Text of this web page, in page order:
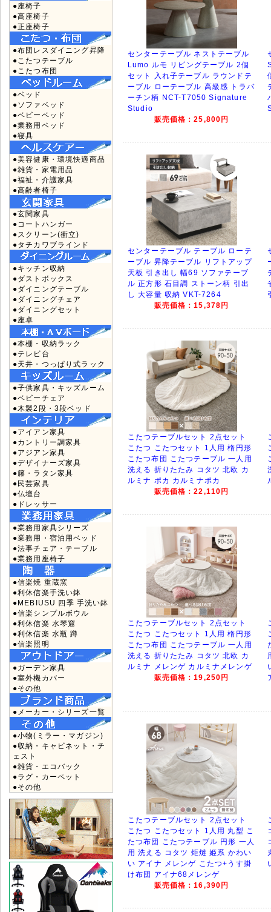
●座椅子
●高座椅子
●正座椅子
●布団レスダイニング昇降
●こたつテーブル
●こたつ布団
●ベッド
●ソファベッド
●ベビーベッド
●業務用ベッド
●寝具
●美容健康・環境快適商品
●雑貨・家電用品
●福祉・介護家具
●高齢者椅子
●玄関家具
●コートハンガー
●スクリーン(衝立)
●タチカワブラインド
●キッチン収納
●ダストボックス
●ダイニングテーブル
●ダイニングチェア
●ダイニングセット
●座卓
●本棚・収納ラック
●テレビ台
●天井・つっぱり式ラック
●子供家具・キッズルーム
●ベビーチェア
●木製2段・3段ベッド
●アイアン家具
●カントリー調家具
●アジアン家具
●デザイナーズ家具
●籐・ラタン家具
●民芸家具
●仏壇台
●ドレッサー
●業務用家具シリーズ
●業務用・宿泊用ベッド
●法事チェア・テーブル
●業務用座椅子
●信楽焼 重蔵窯
●利休信楽手洗い鉢
●MEBIUSU 四季 手洗い鉢
●信楽シンプルボウル
●利休信楽 水琴窟
●利休信楽 水瓶 蹲
●信楽照明
●ガーデン家具
●室外機カバー
●その他
●メーカー・シリーズ一覧
●小物(ミラー・マガジン)
●収納・キャビネット・チ
ェスト
●雑貨・エコバック
●ラグ・カーペット
●その他
センターテーブル ネストテーブル
Lumo ルモ リビングテーブル 2個
セット 入れ子テーブル ラウンドテ
ーブル ローテーブル 高級感 トラバ
ーチン柄 NCT-T7050 Signature
Studio
販売価格：25,800円
センターテーブル テーブル ローテ
ーブル 昇降テーブル リフトアップ
天板 引き出し 幅69 ソファテーブ
ル 正方形 石目調 ストーン柄 引出
し 大容量 収納 VKT-7264
販売価格：15,378円
こたつテーブルセット 2点セット
こたつ こたつセット 1人用 楕円形
こたつ布団 こたつテーブル 一人用
洗える 折りたたみ コタツ 北欧 カ
ルミナ ポカ カルミナポカ
販売価格：22,110円
こたつテーブルセット 2点セット
こたつ こたつセット 1人用 楕円形
こたつ布団 こたつテーブル 一人用
洗える 折りたたみ コタツ 北欧 カ
ルミナ メレンゲ カルミナメレンゲ
販売価格：19,250円
こたつテーブルセット 2点セット
こたつ こたつセット 1人用 丸型 こ
たつ布団 こたつテーブル 円形 一人
用 洗える コタツ 炬燵 姫系 かわい
い アイナ メレンゲ こたつ+うす掛
け布団 アイナ68メレンゲ
販売価格：16,390円